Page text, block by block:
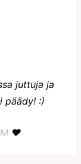
juttuja ja
päädy! :)
♥